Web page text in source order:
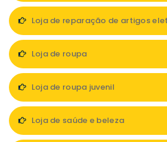
Loja de reparação de artigos
Loja de roupa
Loja de roupa juvenil
Loja de saúde e beleza